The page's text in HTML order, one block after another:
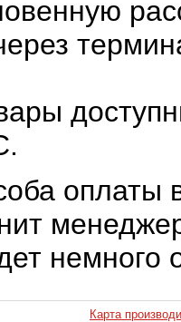
оплаты
немного
Карта